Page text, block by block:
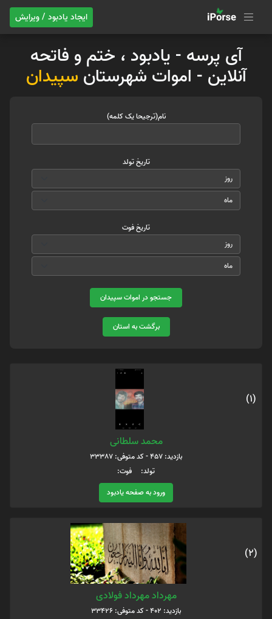
ایجاد یادبود / ویرایش
آی پرسه - یادبود ، ختم و فاتحه
آنلاین - اموات شهرستان سپیدان
نام(ترجیحا یک کلمه)
تاریخ تولد
تاریخ فوت
جستجو در اموات سپیدان
برگشت به استان
(1)
محمد سلطانی
بازدید: 457 - کد متوفی: 33387
تولد: فوت:
ورود به صفحه یادبود
(2)
مهرداد مهرداد فولادی
بازدید: 402 - کد متوفی: 33426